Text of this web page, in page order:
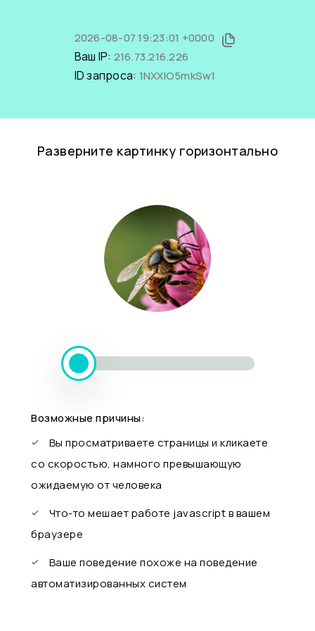
2026-08-07 19:23:01 +0000
Ваш IP: 216.73.216.226
ID запроса: 1NXXlO5mkSw1
Разверните картинку горизонтально
Возможные причины:
Вы просматриваете страницы и кликаете
со скоростью, намного превышающую
ожидаемую от человека
Что-то мешает работе javascript в вашем
браузере
Ваше поведение похоже на поведение
автоматизированных систем